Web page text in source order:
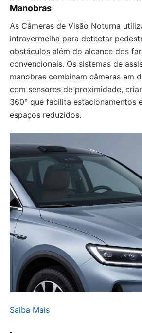
Manobras
As Câmeras de Visão Noturna
infravermelha para detectar
obstáculos além do alcance dos
convencionais. Os sistemas de
manobras combinam câmeras em
com sensores de proximidade,
360° que facilita estacionamentos
espaços reduzidos.
Saiba Mais